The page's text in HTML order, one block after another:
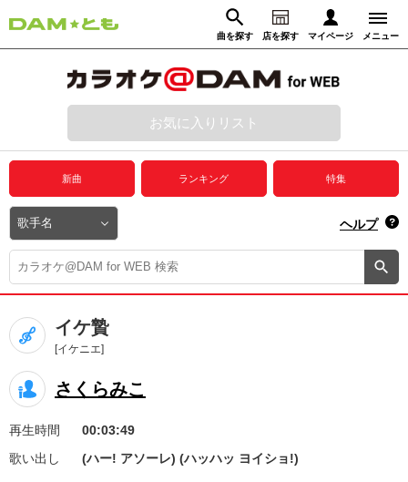
曲を探す 店を探す マイページ メニュー
動画からさがす 録音からさがす
ログイン
プレミアムサービス
DAM★とも動画
DAM★とも録音
カラオケ＠DAM
ユーザー検索
キャンペーン
お知らせ よくあるご質問
お気に入りリスト
新曲 ランキング 特集
ヘルプ
イケ贄
[イケニエ]
さくらみこ
再生時間
00:03:49
歌い出し
(ハー! アソーレ) (ハッハッ ヨイショ!)